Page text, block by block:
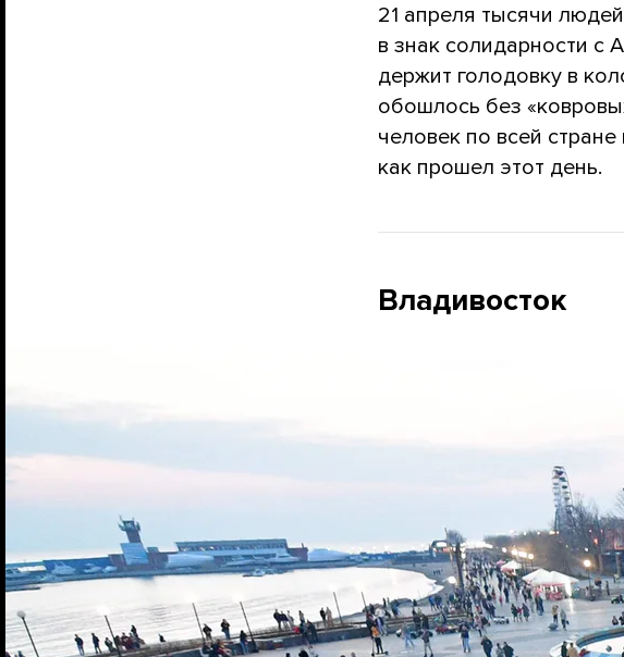
21 апреля тысячи
в знак солидарности с
держит голодовку в
обошлось без
человек по всей
как прошел этот день.
Владивосток